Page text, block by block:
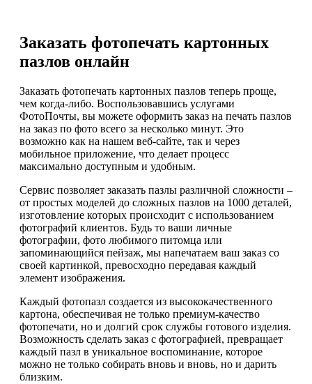
Заказать фотопечать картонных
пазлов онлайн
Заказать фотопечать картонных пазлов теперь проще,
чем когда-либо. Воспользовавшись услугами
ФотоПочты, вы можете оформить заказ на печать пазлов
на заказ по фото всего за несколько минут. Это
возможно как на нашем веб-сайте, так и через
мобильное приложение, что делает процесс
максимально доступным и удобным.
Сервис позволяет заказать пазлы различной сложности –
от простых моделей до сложных пазлов на 1000 деталей,
изготовление которых происходит с использованием
фотографий клиентов. Будь то ваши личные
фотографии, фото любимого питомца или
запоминающийся пейзаж, мы напечатаем ваш заказ со
своей картинкой, превосходно передавая каждый
элемент изображения.
Каждый фотопазл создается из высококачественного
картона, обеспечивая не только премиум-качество
фотопечати, но и долгий срок службы готового изделия.
Возможность сделать заказ с фотографией, превращает
каждый пазл в уникальное воспоминание, которое
можно не только собирать вновь и вновь, но и дарить
близким.